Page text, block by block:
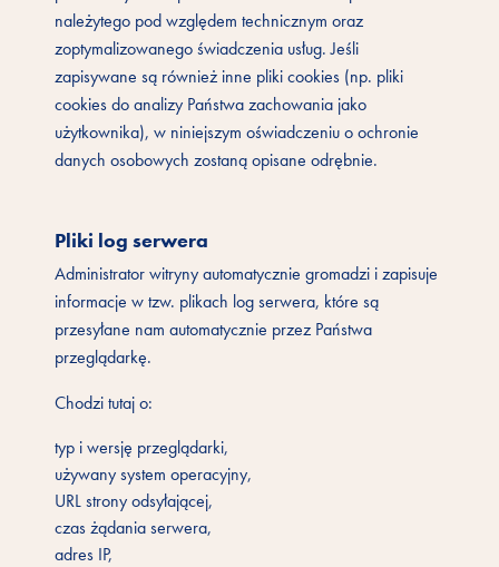
należytego pod względem technicznym oraz
zoptymalizowanego świadczenia usług. Jeśli
zapisywane są również inne pliki cookies (np. pliki
cookies do analizy Państwa zachowania jako
użytkownika), w niniejszym oświadczeniu o ochronie
danych osobowych zostaną opisane odrębnie.
Pliki log serwera
Administrator witryny automatycznie gromadzi i zapisuje
informacje w tzw. plikach log serwera, które są
przesyłane nam automatycznie przez Państwa
przeglądarkę.
Chodzi tutaj o:
typ i wersję przeglądarki,
używany system operacyjny,
URL strony odsyłającej,
czas żądania serwera,
adres IP,